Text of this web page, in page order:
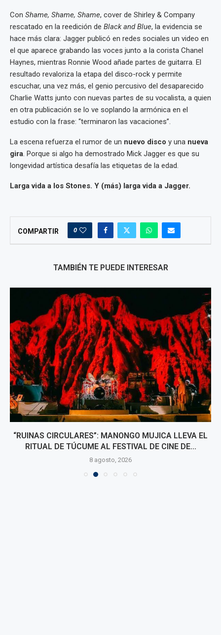
Con Shame, Shame, Shame, cover de Shirley & Company
rescatado en la reedición de Black and Blue, la evidencia se
hace más clara: Jagger publicó en redes sociales un video en
el que aparece grabando las voces junto a la corista Chanel
Haynes, mientras Ronnie Wood añade partes de guitarra. El
resultado revaloriza la etapa del disco-rock y permite
escuchar, una vez más, el genio percusivo del desaparecido
Charlie Watts junto con nuevas partes de su vocalista, a quien
en otra publicación se lo ve soplando la armónica en el
estudio con la frase: “terminaron las vacaciones”.
La escena refuerza el rumor de un nuevo disco y una nueva
gira. Porque si algo ha demostrado Mick Jagger es que su
longevidad artística desafía las etiquetas de la edad.
Larga vida a los Stones. Y (más) larga vida a Jagger.
COMPARTIR 0
TAMBIÉN TE PUEDE INTERESAR
“RUINAS CIRCULARES”: MANONGO MUJICA LLEVA EL
RITUAL DE TÚCUME AL FESTIVAL DE CINE DE...
8 agosto, 2026